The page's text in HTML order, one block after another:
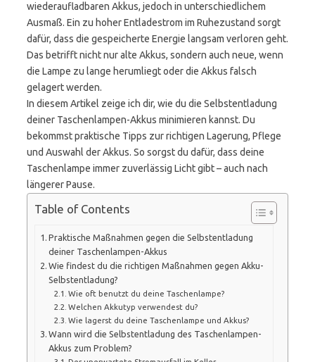
wiederaufladbaren Akkus, jedoch in unterschiedlichem
Ausmaß. Ein zu hoher Entladestrom im Ruhezustand sorgt
dafür, dass die gespeicherte Energie langsam verloren geht.
Das betrifft nicht nur alte Akkus, sondern auch neue, wenn
die Lampe zu lange herumliegt oder die Akkus falsch
gelagert werden.
In diesem Artikel zeige ich dir, wie du die Selbstentladung
deiner Taschenlampen-Akkus minimieren kannst. Du
bekommst praktische Tipps zur richtigen Lagerung, Pflege
und Auswahl der Akkus. So sorgst du dafür, dass deine
Taschenlampe immer zuverlässig Licht gibt – auch nach
längerer Pause.
Table of Contents
Praktische Maßnahmen gegen die Selbstentladung
deiner Taschenlampen-Akkus
Wie findest du die richtigen Maßnahmen gegen Akku-
Selbstentladung?
Wie oft benutzt du deine Taschenlampe?
Welchen Akkutyp verwendest du?
Wie lagerst du deine Taschenlampe und Akkus?
Wann wird die Selbstentladung des Taschenlampen-
Akkus zum Problem?